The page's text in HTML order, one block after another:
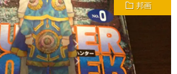
邦画